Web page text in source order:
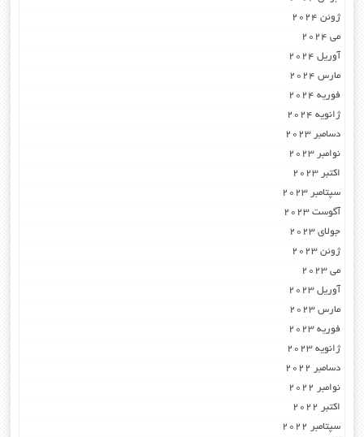
ژوئن 2024
می 2024
آوریل 2024
مارس 2024
فوریه 2024
ژانویه 2024
دسامبر 2023
نوامبر 2023
اکتبر 2023
سپتامبر 2023
آگوست 2023
جولای 2023
ژوئن 2023
می 2023
آوریل 2023
مارس 2023
فوریه 2023
ژانویه 2023
دسامبر 2022
نوامبر 2022
اکتبر 2022
سپتامبر 2022